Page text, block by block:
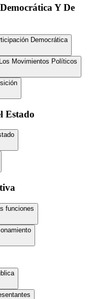
Y De
Democrática
Movimientos Políticos
Estado
funciones